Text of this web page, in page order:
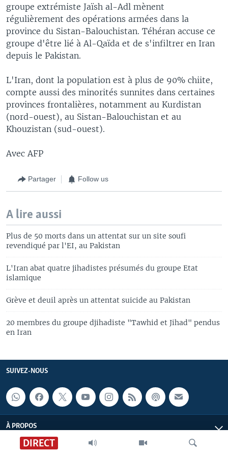
DIRECT
groupe extrémiste Jaïsh al-Adl mènent
régulièrement des opérations armées dans la
province du Sistan-Balouchistan. Téhéran accuse ce
groupe d'être lié à Al-Qaïda et de s'infiltrer en Iran
depuis le Pakistan.
L'Iran, dont la population est à plus de 90% chiite,
compte aussi des minorités sunnites dans certaines
provinces frontalières, notamment au Kurdistan
(nord-ouest), au Sistan-Balouchistan et au
Khouzistan (sud-ouest).
Avec AFP
Partager Follow us
A lire aussi
Plus de 50 morts dans un attentat sur un site soufi
revendiqué par l'EI, au Pakistan
L'Iran abat quatre jihadistes présumés du groupe Etat
islamique
Grève et deuil après un attentat suicide au Pakistan
20 membres du groupe djihadiste "Tawhid et Jihad" pendus
en Iran
SUIVEZ-NOUS
À PROPOS